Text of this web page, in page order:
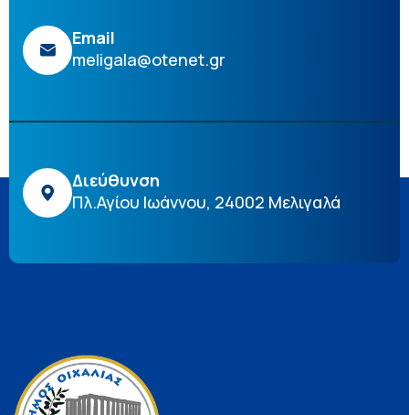
Email
meligala@otenet.gr
Διεύθυνση
Πλ.Αγίου Ιωάννου, 24002 Μελιγαλά